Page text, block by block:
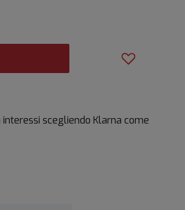
interessi scegliendo Klarna come